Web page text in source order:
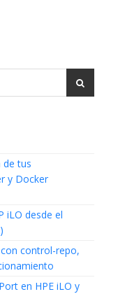
de tus
y Docker
iLO desde el
control-repo,
en HPE iLO y